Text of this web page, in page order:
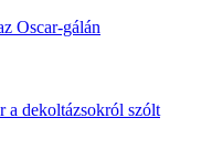
Oscar-gálán
a dekoltázsokról szólt